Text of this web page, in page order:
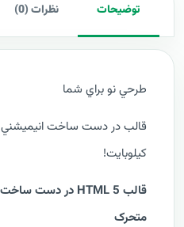
توضیحات نظرات (0)
طرحي نو براي شما
کيلوبايت!
قالب HTML 5 در دست ساخت
متحرک